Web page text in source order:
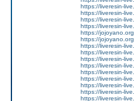
https://liveresin-
https://liveresin-
https://liveresin-
https://liveresin-
https://
https://
https://liveresin-
https://liveresin-
https://liveresin-
https://liveresin-
https://liveresin-
https://liveresin-
https://liveresin-
https://liveresin-
https://liveresin-